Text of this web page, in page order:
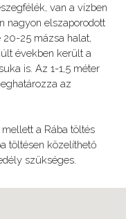
van a vízben
nagyon elszaporodott
20-25 mázsa halat,
években került a
is. Az 1-1,5 méter
az
a Rába töltés
töltésen közelíthető
szükséges.